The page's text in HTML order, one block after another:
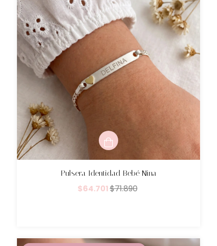
Pulsera Identidad Bebé Nina
$64.701$71.890